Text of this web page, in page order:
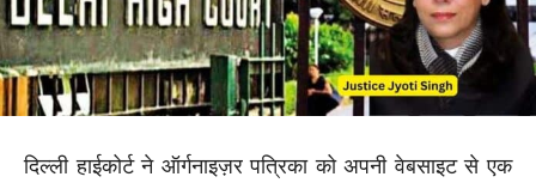
दिल्ली हाईकोर्ट ने ऑर्गनाइज़र पत्रिका को अपनी वेबसाइट से एक